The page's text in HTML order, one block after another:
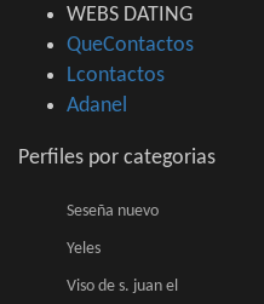
WEBS DATING
QueContactos
Lcontactos
Adanel
Perfiles por categorias
Seseña nuevo
Yeles
Viso de s. juan el